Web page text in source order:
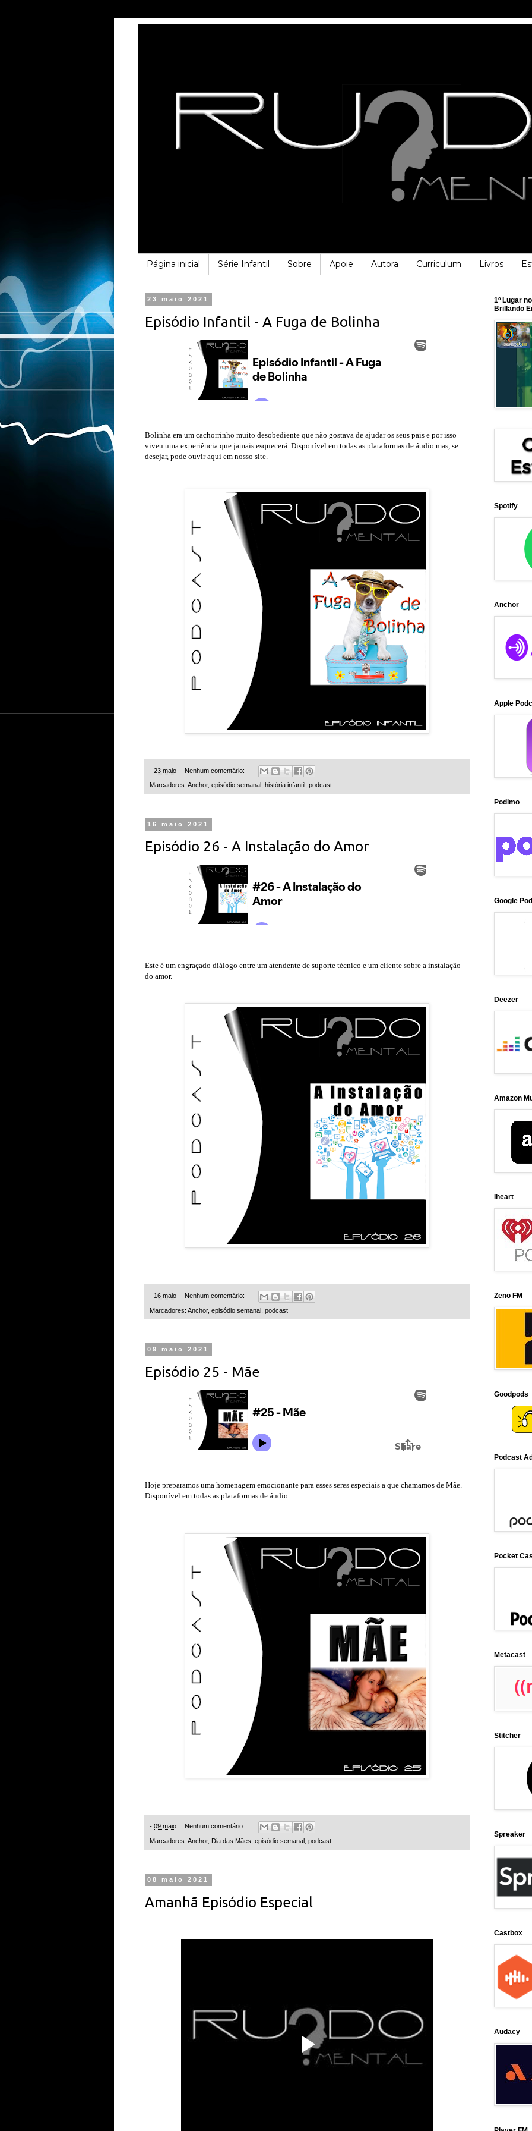
Página inicial Série Infantil Sobre Apoie Autora Curriculum Livros
23 maio 2021
Episódio Infantil - A Fuga de Bolinha
Bolinha era um cachorrinho muito desobediente que não gostava de ajudar os seus pais e por isso
viveu uma experiência que jamais esquecerá. Disponível em todas as plataformas de áudio mas, se
desejar, pode ouvir aqui em nosso site.
- 23 maio Nenhum comentário:
Marcadores: Anchor, episódio semanal história infantil podcast
16 maio 2021
Episódio 26 - A Instalação do Amor
Este é um engraçado diálogo entre um atendente de suporte técnico e um cliente sobre a instalação
do amor.
- 16 maio Nenhum comentário:
Marcadores: Anchor, episódio semanal podcast
09 maio 2021
Episódio 25 - Mãe
Hoje preparamos uma homenagem emocionante para esses seres especiais a que chamamos de Mãe.
Disponível em todas as plataformas de áudio.
- 09 maio Nenhum comentário:
Marcadores: Anchor, Dia das Mães episódio semanal podcast
08 maio 2021
Amanhã Episódio Especial
1º Lugar
Brillando
Spotify
Anchor
Apple
Podimo
Google
Deezer
Amazon
Iheart
Zeno FM
Goodpods
Podcast
Pocket
Metacast
Stitcher
Spreaker
Castbox
Audacy